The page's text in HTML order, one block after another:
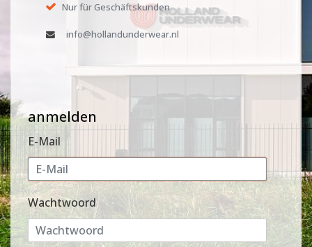
Nur für Geschäftskunden
info@hollandunderwear.nl
anmelden
E-Mail
Wachtwoord